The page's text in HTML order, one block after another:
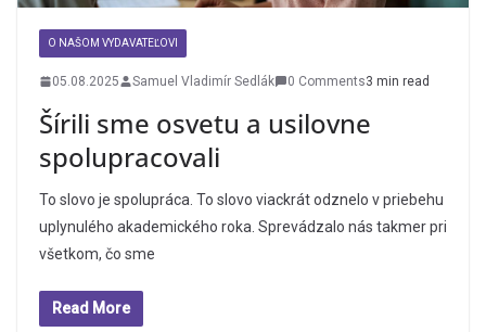
O NAŠOM VYDAVATEĽOVI
05.08.2025 Samuel Vladimír Sedlák 0 Comments3 min read
Šírili sme osvetu a usilovne
spolupracovali
To slovo je spolupráca. To slovo viackrát odznelo v priebehu
uplynulého akademického roka. Sprevádzalo nás takmer pri
všetkom, čo sme
Read More